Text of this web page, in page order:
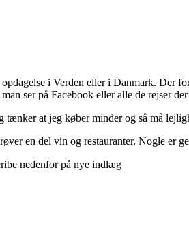
i Verden eller i Danmark. Der
ser på Facebook eller alle de rejser
at jeg køber minder og så må
en del vin og restauranter. Nogle er
nedenfor på nye indlæg